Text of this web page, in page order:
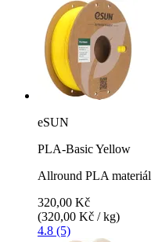
eSUN
PLA-Basic Yellow
Allround PLA materiál
320,00 Kč
(320,00 Kč / kg)
4.8 (5)